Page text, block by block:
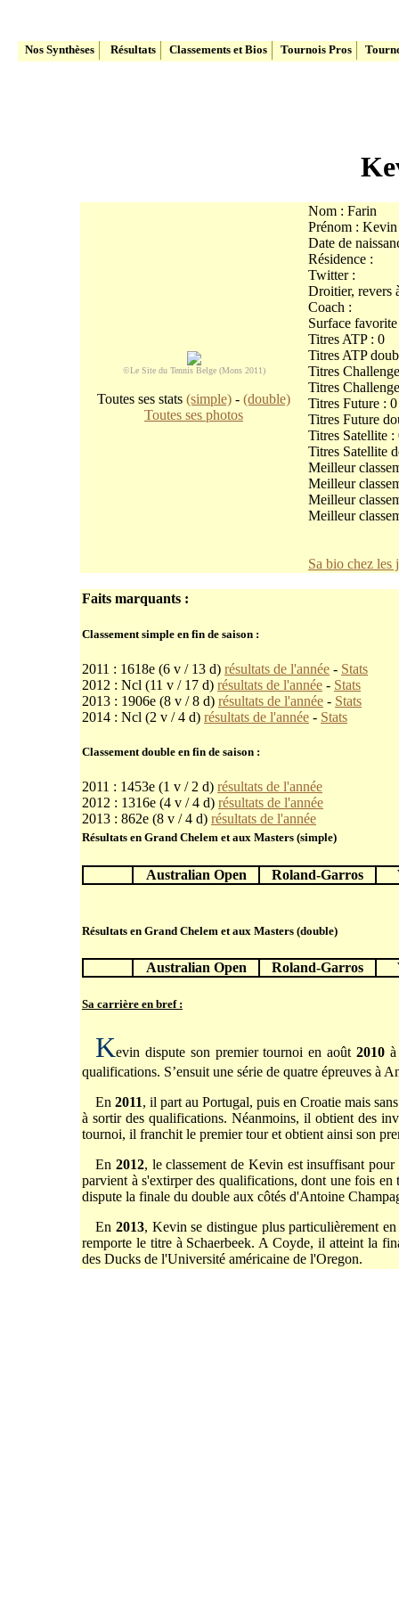
Nos Synthèses Résultats Classements et Bios Tournois Pros
©Le Site du Tennis Belge (Mons 2011)
Toutes ses stats(simple) -(double)
Toutes ses photos
Nom : Farin
Prénom : Kevin
Date de
Résidence :
Twitter :
Droitier, revers
Coach :
Surface
Titres ATP : 0
Titres ATP
Titres
Titres
Titres Future : 0
Titres Future
Titres Satellite :
Titres Satellite
Meilleur
Meilleur
Meilleur
Meilleur
Sa bio chez les
Faits marquants :
Classement simple en fin de saison :
2011 : 1618e (6 v / 13 d)résultats de l'année - Stats
2012 : Ncl (11 v / 17 d)résultats de l'année - Stats
2013 : 1906e (8 v / 8 d)résultats de l'année - Stats
2014 : Ncl (2 v / 4 d)résultats de l'année - Stats
Classement double en fin de saison :
2011 : 1453e (1 v / 2 d)résultats de l'année
2012 : 1316e (4 v / 4 d)résultats de l'année
2013 : 862e (8 v / 4 d)résultats de l'année
Résultats en Grand Chelem et aux Masters (simple)
Australian Open Roland-Garros
Résultats en Grand Chelem et aux Masters (double)
Australian Open Roland-Garros
Sa carrière en bref :
Kevin dispute son premier tournoi en août 2010à
qualifications. S’ensuit une série de quatre épreuves à
En2011, il part au Portugal, puis en Croatie mais
à sortir des qualifications. Néanmoins, il obtient des
tournoi, il franchit le premier tour et obtient ainsi son
En 2012, le classement de Kevin est insuffisant
parvient à s'extirper des qualifications, dont une fois
dispute la finale du double aux côtés d'Antoine
En 2013, Kevin se distingue plus particulièrement
remporte le titre à Schaerbeek. A Coyde, il atteint la
des Ducks de l'Université américaine de l'Oregon.